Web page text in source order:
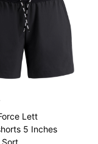
Lett
5 Inches
Sort